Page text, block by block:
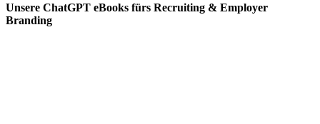
Unsere ChatGPT eBooks fürs Recruiting & Employer
Branding